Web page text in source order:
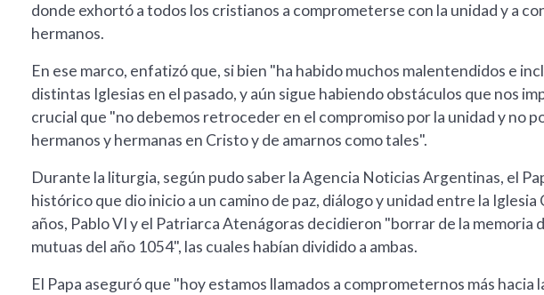
donde exhortó a todos los cristianos a comprometerse con la unidad y a
hermanos.
En ese marco, enfatizó que, si bien "ha habido muchos malentendidos e
distintas Iglesias en el pasado, y aún sigue habiendo obstáculos que nos
crucial que "no debemos retroceder en el compromiso por la unidad y no
hermanos y hermanas en Cristo y de amarnos como tales".
Durante la liturgia, según pudo saber la Agencia Noticias Argentinas, el
histórico que dio inicio a un camino de paz, diálogo y unidad entre la
años, Pablo VI y el Patriarca Atenágoras decidieron "borrar de la memoria
mutuas del año 1054", las cuales habían dividido a ambas.
El Papa aseguró que "hoy estamos llamados a comprometernos más hacia